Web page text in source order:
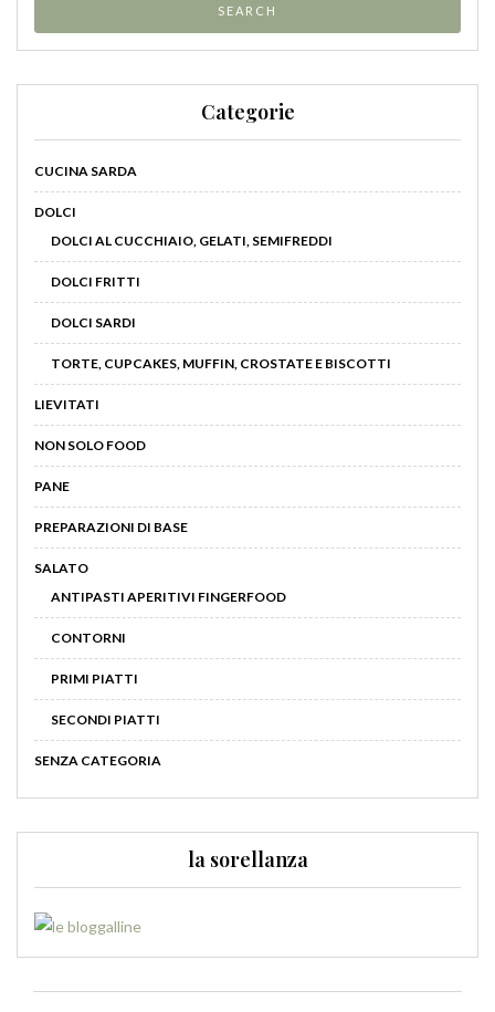
Categorie
CUCINA SARDA
DOLCI
DOLCI AL CUCCHIAIO, GELATI, SEMIFREDDI
DOLCI FRITTI
DOLCI SARDI
TORTE, CUPCAKES, MUFFIN, CROSTATE E BISCOTTI
LIEVITATI
NON SOLO FOOD
PANE
PREPARAZIONI DI BASE
SALATO
ANTIPASTI APERITIVI FINGERFOOD
CONTORNI
PRIMI PIATTI
SECONDI PIATTI
SENZA CATEGORIA
la sorellanza